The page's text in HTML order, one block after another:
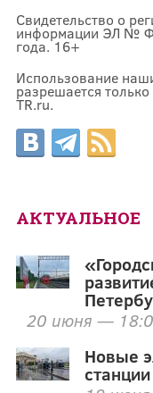
Свидетельство о
информации ЭЛ №
года. 16+
Использование
разрешается
TR.ru.
АКТУАЛЬНОЕ
20 июня —
Новые